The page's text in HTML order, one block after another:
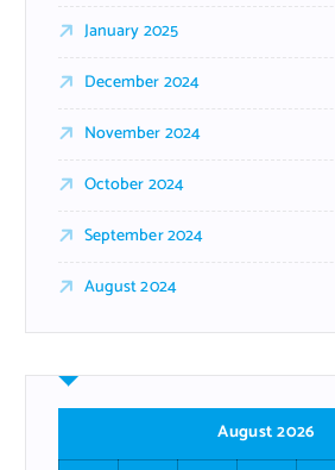
January 2025
December 2024
November 2024
October 2024
September 2024
August 2024
August 2026